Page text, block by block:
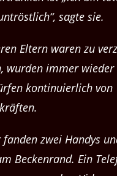
sagte sie.
Eltern waren zu
wurden immer
kontinuierlich von
zwei Handys
Beckenrand. Ein